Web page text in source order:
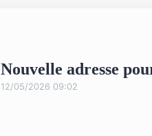
Nouvelle adresse
12/05/2026 09:02